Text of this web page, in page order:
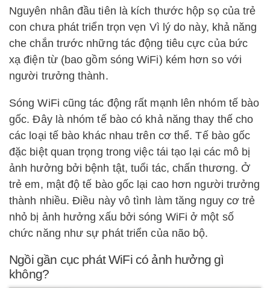
Nguyên nhân đầu tiên là kích thước hộp sọ của trẻ
con chưa phát triển trọn vẹn Vì lý do này, khả năng
che chắn trước những tác động tiêu cực của bức
xạ điện từ (bao gồm sóng WiFi) kém hơn so với
người trưởng thành.
Sóng WiFi cũng tác động rất mạnh lên nhóm tế bào
gốc. Đây là nhóm tế bào có khả năng thay thế cho
các loại tế bào khác nhau trên cơ thể. Tế bào gốc
đặc biệt quan trọng trong việc tái tạo lại các mô bị
ảnh hưởng bởi bệnh tật, tuổi tác, chấn thương. Ở
trẻ em, mật độ tế bào gốc lại cao hơn người trưởng
thành nhiều. Điều này vô tình làm tăng nguy cơ trẻ
nhỏ bị ảnh hưởng xấu bởi sóng WiFi ở một số
chức năng như sự phát triển của não bộ.
Ngồi gần cục phát WiFi có ảnh hưởng gì
không?